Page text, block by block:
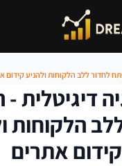
לחדור ללב הלקוחות ולהניע קידום
הלקוחות
קידום אתרים